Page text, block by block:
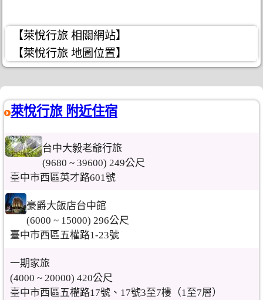
【萊悅行旅 相關網站】
【萊悅行旅 地圖位置】
萊悅行旅 附近住宿
台中大毅老爺行旅
(9680 ~ 39600) 249公尺
臺中市西區英才路601號
豪爵大飯店台中館
(6000 ~ 15000) 296公尺
臺中市西區五權路1-23號
一期家旅
(4000 ~ 20000) 420公尺
臺中市西區五權路17號、17號3至7樓（1至7層）